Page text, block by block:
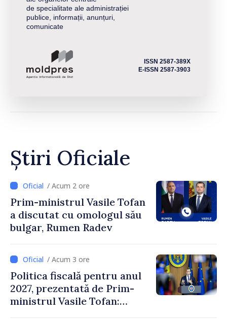
de specialitate ale administrației
publice, informații, anunțuri,
comunicate
ISSN 2587-389X
E-ISSN 2587-3903
Știri Oficiale
/ Acum 2 ore
Prim-ministrul Vasile Tofan
a discutat cu omologul său
bulgar, Rumen Radev
/ Acum 3 ore
Politica fiscală pentru anul
2027, prezentată de Prim-
ministrul Vasile Tofan: